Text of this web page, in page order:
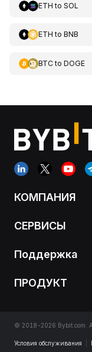
ETH to SOL
ETH to BNB
BTCto DOGE
КОМПАНИЯ
СЕРВИСЫ
Поддержка
ПРОДУКТ
© 2018-2026 Bybit.com.
Условия обслуживания